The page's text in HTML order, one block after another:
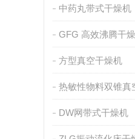
中药丸带式干燥机
GFG 高效沸腾干
方型真空干燥机
热敏性物料双锥真
DW网带式干燥机